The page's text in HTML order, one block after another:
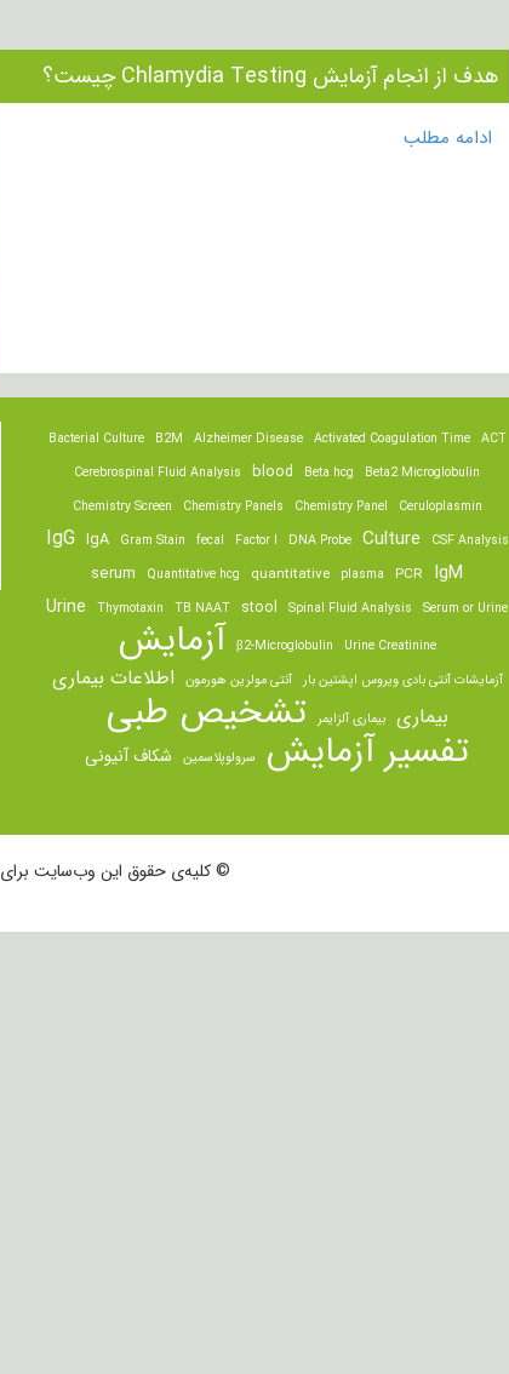
هدف از انجام آزمایش Chlamydia Testing چیست؟
ادامه مطلب
ACT
Activated Coagulation Time
Alzheimer Disease
B2M
Bacterial Culture
Beta2 Microglobulin
Beta hcg
blood
Cerebrospinal Fluid Analysis
Ceruloplasmin
Chemistry Panel
Chemistry Panels
Chemistry Screen
CSF Analysis
Culture
DNA Probe
Factor I
fecal
Gram Stain
IgA
IgG
IgM
PCR
plasma
quantitative
Quantitative hcg
serum
Serum or Urine
Spinal Fluid Analysis
stool
TB NAAT
Thymotaxin
Urine
Urine Creatinine
β2-Microglobulin آزمایش
آزمایشات آنتی بادی ویروس اپشتین بار آنتی مولرین هورمون اطلاعات بیماری
بیماری بیماری آلزایمر تشخیص طبی
تفسیر آزمایش سرولوپلاسمین شکاف آنیونی
© کلیه‌ی حقوق این وب‌سایت برای LabTests.ir محفوظ است.